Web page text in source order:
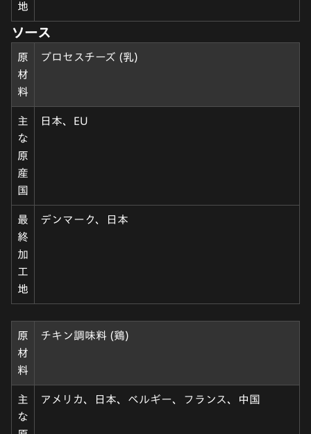
地
ソース
原
材
料
プロセスチーズ (乳)
主
な
原
産
国
日本、EU
最
終
加
工
地
デンマーク、日本
原
材
料
チキン調味料 (鶏)
主
な
アメリカ、日本、ベルギー、フランス、中国